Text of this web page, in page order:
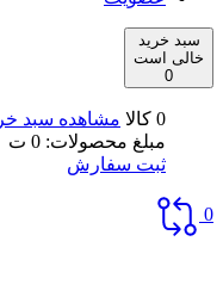
سبد خرید
خالی است
0
0 کالا
مشاهده سبد
مبلغ محصولات: 0 ت
ثبت سفارش
0